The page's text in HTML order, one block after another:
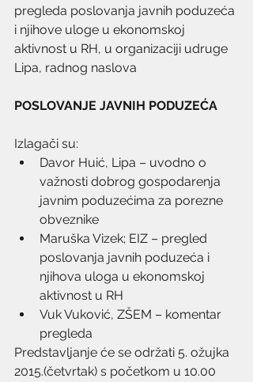
pregleda poslovanja javnih poduzeća
i njihove uloge u ekonomskoj
aktivnost u RH, u organizaciji udruge
Lipa, radnog naslova
POSLOVANJE JAVNIH PODUZEĆA
Izlagači su:
Davor Huić, Lipa – uvodno o
važnosti dobrog gospodarenja
javnim poduzećima za porezne
obveznike
Maruška Vizek; EIZ – pregled
poslovanja javnih poduzeća i
njihova uloga u ekonomskoj
aktivnost u RH
Vuk Vuković, ZŠEM – komentar
pregleda
Predstavljanje će se održati 5. ožujka
2015.(četvrtak) s početkom u 10.00